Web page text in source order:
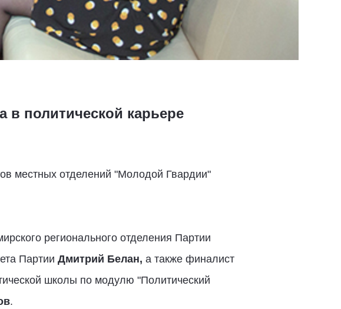
в политической карьере
местных отделений "Молодой Гвардии"
регионального отделения Партии
Партии Дмитрий Белан, а также финалист
школы по модулю "Политический
.